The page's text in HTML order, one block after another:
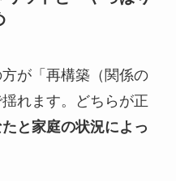
が「再構築（関係の
れます。どちらが正
と家庭の状況によっ